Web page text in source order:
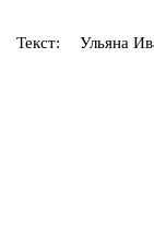
Текст: Ульяна